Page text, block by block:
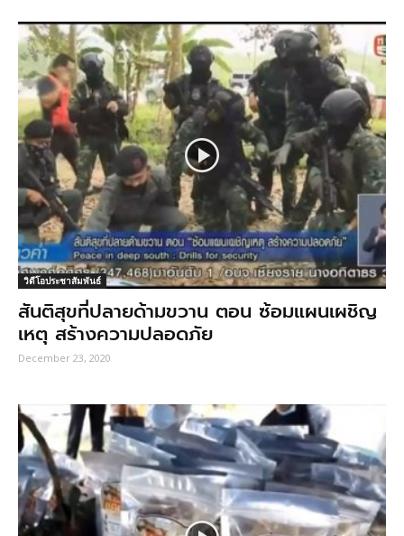
วิดีโอประชาสัมพันธ์
สันติสุขที่ปลายด้ามขวาน ตอน ซ้อมแผนเผชิญ
เหตุ สร้างความปลอดภัย
December 23, 2020